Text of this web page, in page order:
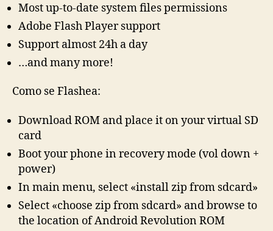
Most up-to-date system files permissions
Adobe Flash Player support
Support almost 24h a day
…and many more!
Como se Flashea:
Download ROM and place it on your virtual SD
card
Boot your phone in recovery mode (vol down +
power)
In main menu, select «install zip from sdcard»
Select «choose zip from sdcard» and browse to
the location of Android Revolution ROM